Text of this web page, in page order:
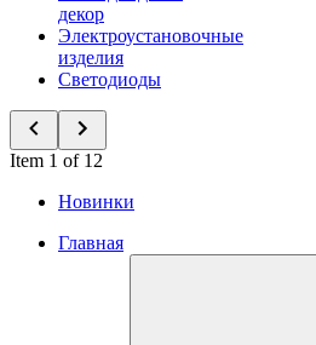
декор
Электроустановочные
изделия
Светодиоды
Item 1 of 12
Новинки
Главная